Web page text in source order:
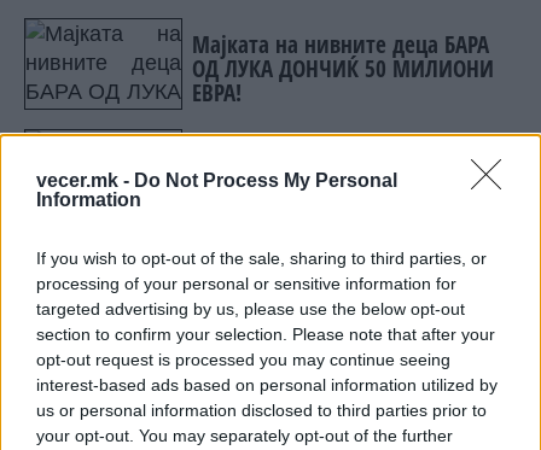
vecer.mk - Do Not Process My Personal
Information
If you wish to opt-out of the sale, sharing to third parties, or
processing of your personal or sensitive information for
targeted advertising by us, please use the below opt-out
section to confirm your selection. Please note that after your
opt-out request is processed you may continue seeing
interest-based ads based on personal information utilized by
us or personal information disclosed to third parties prior to
your opt-out. You may separately opt-out of the further
Мајката на нивните деца БАРА
ОД ЛУКА ДОНЧИЌ 50 МИЛИОНИ
ЕВРА!
трибините ќе бидат празни кога
НАЈЧИТАНИ ВО ПОСЛЕДНИ 7 ДЕНА
СЕ СПРЕМА МЕТЕОРОЛОШКИ
ХАОС ЗА ЗИМАТА 2026/2027